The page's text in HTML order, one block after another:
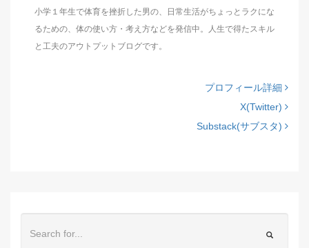
小学１年生で体育を挫折した男の、日常生活がちょっとラクにな
るための、体の使い方・考え方などを発信中。人生で得たスキル
と工夫のアウトプットブログです。
プロフィール詳細
X(Twitter)
Substack(サブスタ)